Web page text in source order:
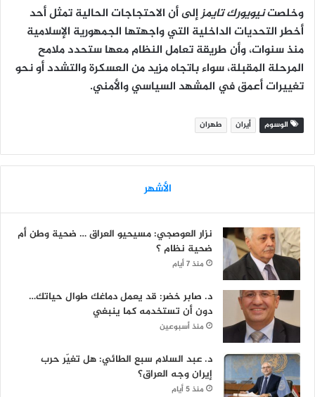
وخلصتنيويورك تايمزإلى أن الاحتجاجات الحالية تمثلأحد
أخطر التحديات الداخلية التي واجهتها الجمهورية الإسلامية
منذ سنوات، وأن طريقة تعامل النظام معها ستحدد ملامح
المرحلة المقبلة، سواء باتجاهمزيد من العسكرة والتشددأو نحو
تغييرات أعمق في المشهد السياسي والأمني.
الوسوم أيران طهران
الأشهر
نزار العوصجي: مسيحيو العراق … ضحية وطن أم
ضحية نظام ؟
منذ 7 أيام
د. صابر خضر: قد يعمل دماغك طوال حياتك…
دون أن تستخدمه كما ينبغي
منذ أسبوعين
د. عبد السلام سبع الطائي: هل تغيّر حرب
إيران وجه العراق؟
منذ 5 أيام